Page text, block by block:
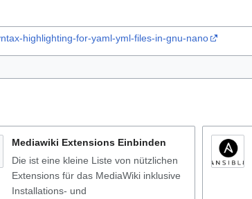
highlighting-for-yaml-yml-files-in-gnu-nano
Mediawiki Extensions Einbinden
Die ist eine kleine Liste von nützlichen
Extensions für das MediaWiki inklusive
Installations- und